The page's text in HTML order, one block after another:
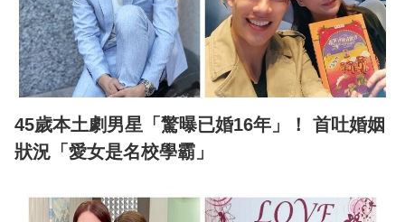
45歲本土劇男星「驚曝已婚16年」！ 首吐婚姻
狀況「愛女是名校學霸」